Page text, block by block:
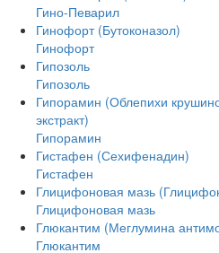
Гино-Певарил
Гинофорт (Бутоконазол)
Гинофорт
Гипозоль
Гипозоль
Гипорамин (Облепихи
экстракт)
Гипорамин
Гистафен (Сехифенадин)
Гистафен
Глицифоновая мазь
Глицифоновая мазь
Глюкантим (Меглумина
Глюкантим